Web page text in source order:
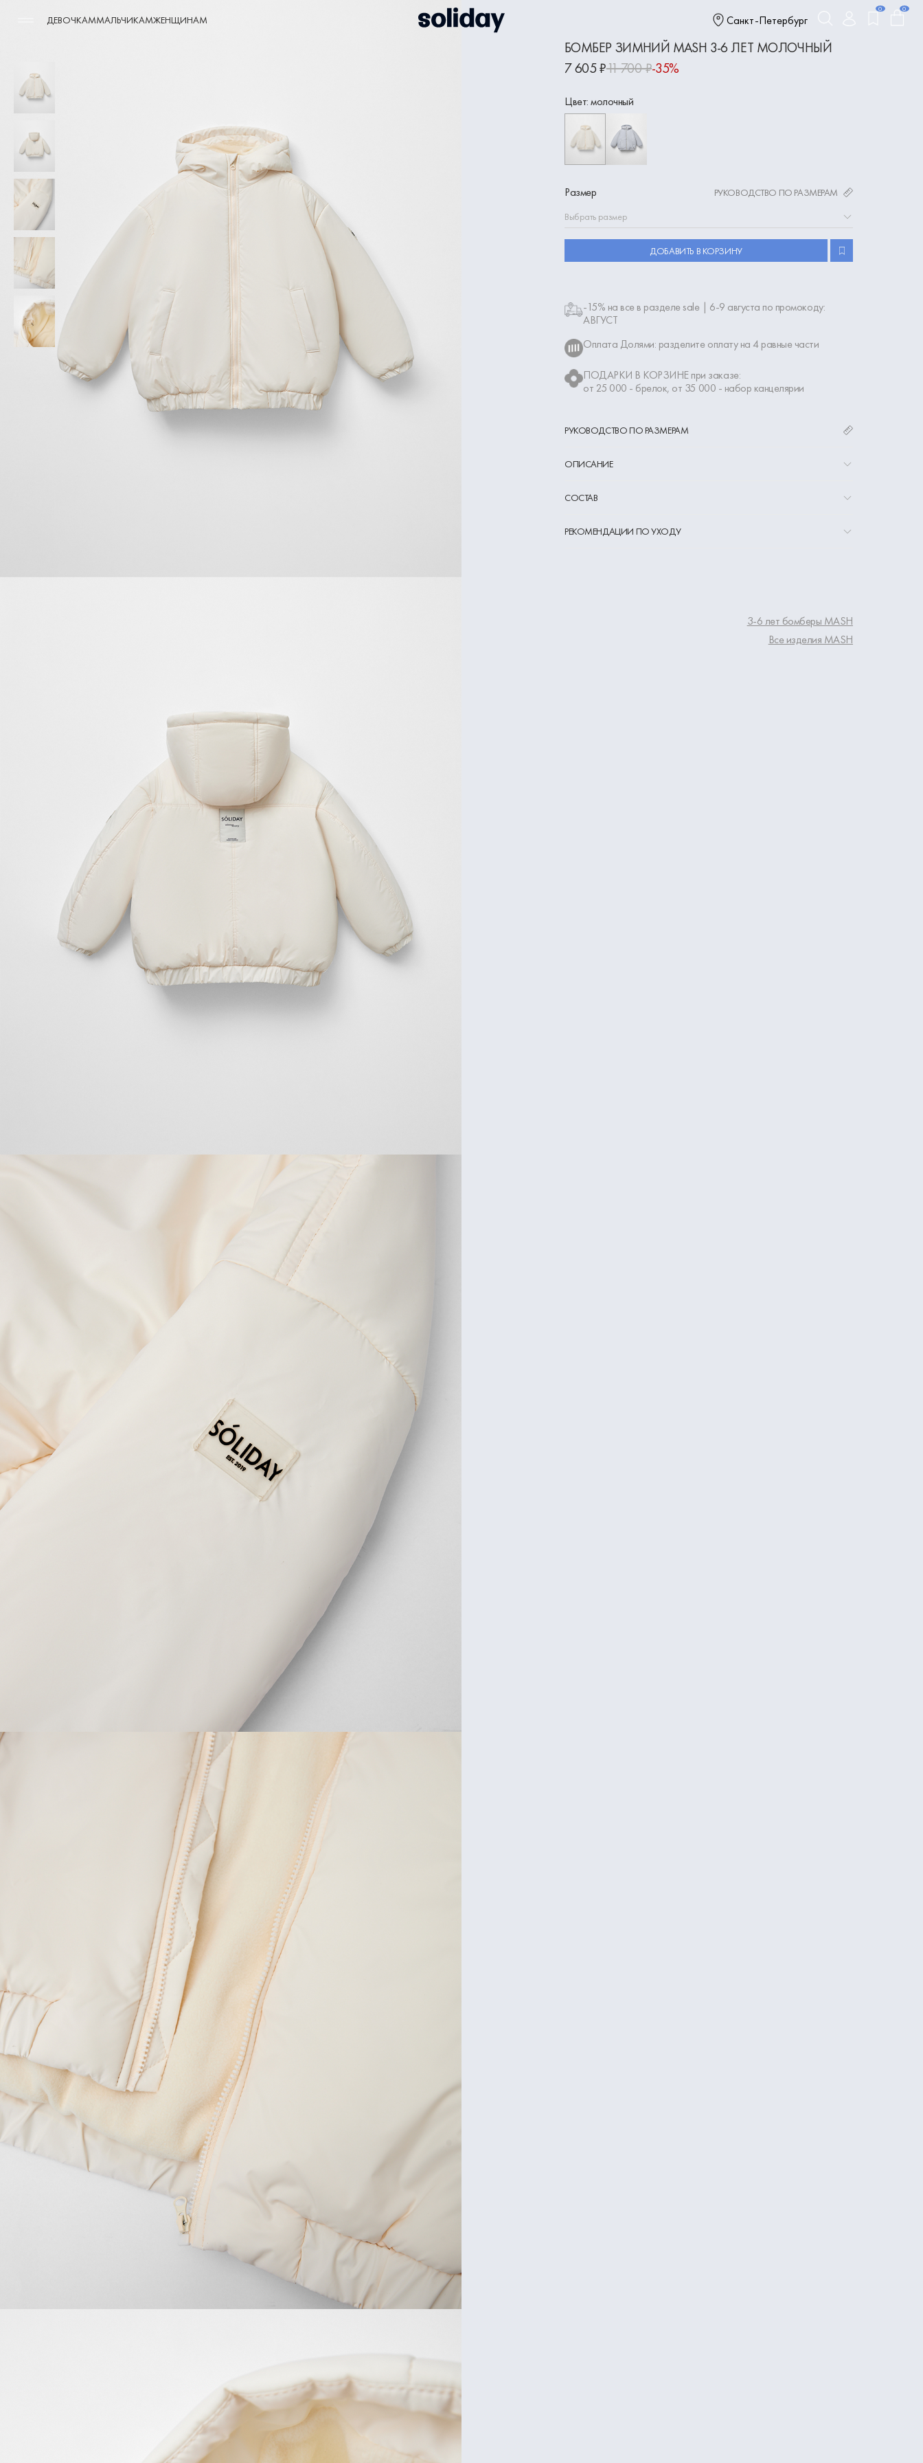
ДЕВОЧКАММАЛЬЧИКАМЖЕНЩИНАМ Санкт-Петербург
0 0
БОМБЕР ЗИМНИЙ MASH 3-6 ЛЕТ МОЛОЧНЫЙ
7 605 ₽11 700 ₽-35%
Цвет: молочный
Размер
РУКОВОДСТВО ПО РАЗМЕРАМ
Выбрать размер
ДОБАВИТЬ В КОРЗИНУ
-15% на все в разделе sale | 6-9 августа по промокоду:
АВГУСТ
Оплата Долями: разделите оплату на 4 равные части
ПОДАРКИ В КОРЗИНЕ при заказе:
от 25 000 - брелок, от 35 000 - набор канцелярии
РУКОВОДСТВО ПО РАЗМЕРАМ
ОПИСАНИЕ
СОСТАВ
РЕКОМЕНДАЦИИ ПО УХОДУ
3-6 лет бомберы MASH
Все изделия MASH